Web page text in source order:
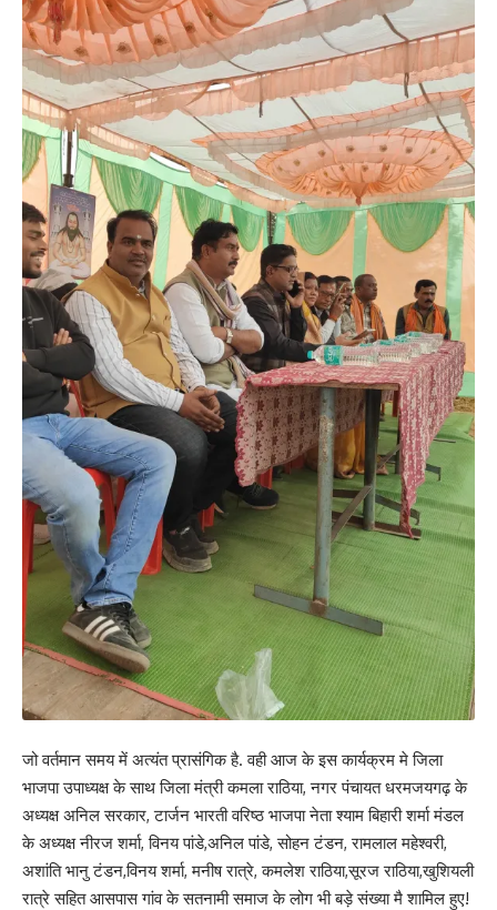
जो वर्तमान समय में अत्यंत प्रासंगिक है. वही आज के इस कार्यक्रम मे जिला
भाजपा उपाध्यक्ष के साथ जिला मंत्री कमला राठिया, नगर पंचायत धरमजयगढ़ के
अध्यक्ष अनिल सरकार, टार्जन भारती वरिष्ठ भाजपा नेता श्याम बिहारी शर्मा मंडल
के अध्यक्ष नीरज शर्मा, विनय पांडे,अनिल पांडे, सोहन टंडन, रामलाल महेश्वरी,
अशांति भानु टंडन,विनय शर्मा, मनीष रात्रे, कमलेश राठिया,सूरज राठिया,खुशियली
रात्रे सहित आसपास गांव के सतनामी समाज के लोग भी बड़े संख्या मै शामिल हुए!